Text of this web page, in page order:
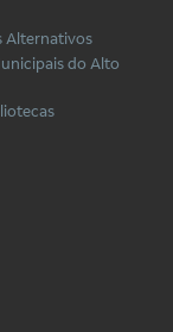
Alternativos
do Alto